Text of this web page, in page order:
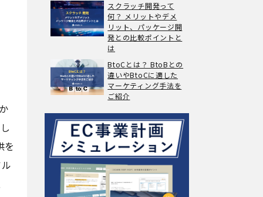
を
スクラッチ開発って
何？ メリットやデメ
リット、パッケージ開
発との比較ポイントと
は
BtoCとは？ BtoBとの
違いやBtoCに適した
マーケティング手法を
ご紹介